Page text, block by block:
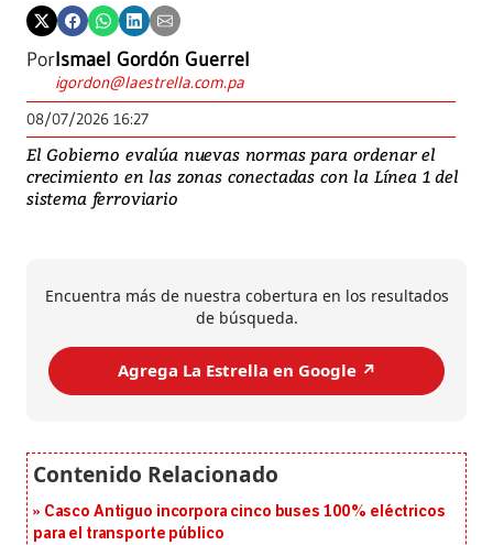
PorIsmael Gordón Guerrel
igordon@laestrella.com.pa
08/07/2026 16:27
El Gobierno evalúa nuevas normas para ordenar el
crecimiento en las zonas conectadas con la Línea 1 del
sistema ferroviario
Encuentra más de nuestra cobertura en los resultados
de búsqueda.
Agrega La Estrella en Google ↗️
Casco Antiguo incorpora cinco buses 100% eléctricos
para el transporte público